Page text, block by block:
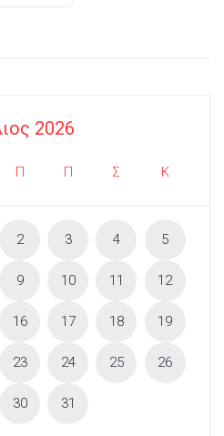
2026
Π Π Σ Κ
2 3 4 5
9 10 11 12
16 17 18 19
23 24 25 26
30 31